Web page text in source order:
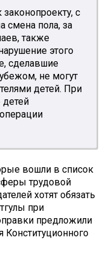
с
смена пола, за
также
этого
сделавшие
не могут
детей. При
детей
вошли в список
трудовой
хотят обязать
при
предложили